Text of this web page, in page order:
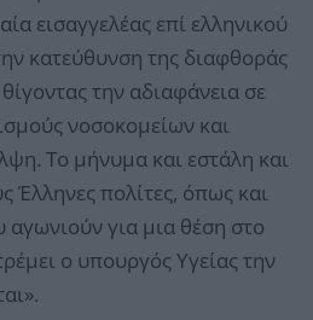
εισαγγελέας επί ελληνικού
κατεύθυνση της διαφθοράς
την αδιαφάνεια σε
νοσοκομείων και
Το μήνυμα και εστάλη και
Έλληνες πολίτες, όπως και
αγωνιούν για μια θέση στο
ο υπουργός Υγείας την